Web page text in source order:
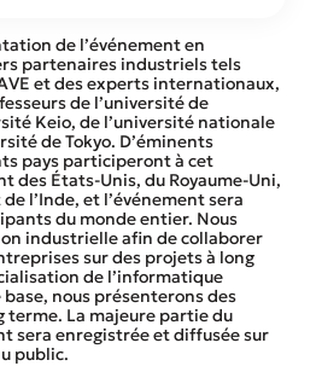
de l’événement en
partenaires industriels tels
et des experts internationaux,
de l’université de
Keio, de l’université nationale
de Tokyo. D’éminents
pays participeront à cet
des États-Unis, du Royaume-Uni,
l’Inde, et l’événement sera
du monde entier. Nous
industrielle afin de collaborer
sur des projets à long
de l’informatique
nous présenterons des
terme. La majeure partie du
sera enregistrée et diffusée sur
public.